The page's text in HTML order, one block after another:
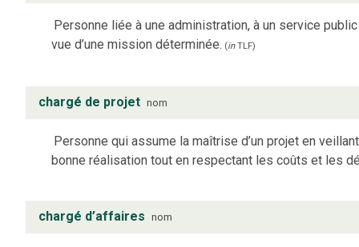
Personne liée à une administration, à un service
vue d’une mission déterminée. (inTLF)
chargé de projet nom
Personne qui assume la maîtrise d’un projet en
bonne réalisation tout en respectant les coûts et les
chargé d’affaires nom